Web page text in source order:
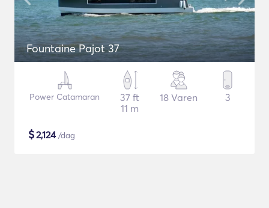
Fountaine Pajot 37
Power Catamaran
37 ft
11 m
18 Varen 3
$2,124/dag